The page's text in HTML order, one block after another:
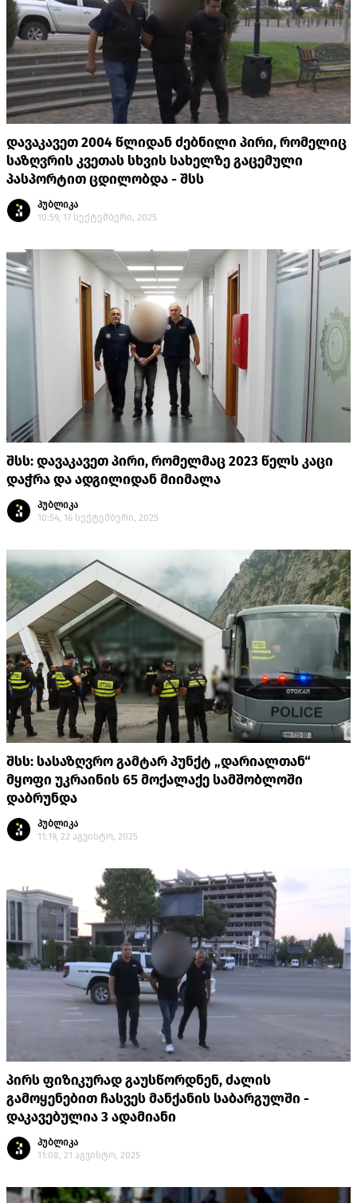
დავაკავეთ 2004 წლიდან ძებნილი პირი, რომელიც
საზღვრის კვეთას სხვის სახელზე გაცემული
პასპორტით ცდილობდა - შსს
პუბლიკა
10:59, 17 სექტემბერი, 2025
შსს: დავაკავეთ პირი, რომელმაც 2023 წელს კაცი
დაჭრა და ადგილიდან მიიმალა
პუბლიკა
10:54, 16 სექტემბერი, 2025
შსს: სასაზღვრო გამტარ პუნქტ „დარიალთან“
მყოფი უკრაინის 65 მოქალაქე სამშობლოში
დაბრუნდა
პუბლიკა
11:19, 22 აგვისტო, 2025
პირს ფიზიკურად გაუსწორდნენ, ძალის
გამოყენებით ჩასვეს მანქანის საბარგულში -
დაკავებულია 3 ადამიანი
პუბლიკა
11:08, 21 აგვისტო, 2025